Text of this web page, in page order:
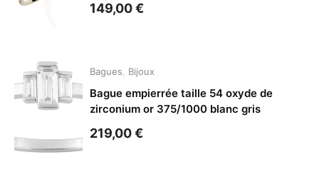
149,00€
Bagues Bijoux
Bague empierrée taille 54 oxyde de
zirconium or 375/1000 blanc gris
219,00€